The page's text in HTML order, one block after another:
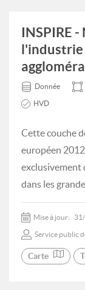
INSPIRE
l'industrie
Donnée
HVD
Cette couche
européen
exclusivement
dans les
Mise à jour:
Service public
Carte